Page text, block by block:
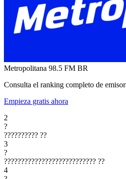
Metropolitana 98.5 FM BR
Consulta el ranking completo de
Empieza gratis ahora
2
?
?????????? ??
3
?
??????????????????????????? ??
4